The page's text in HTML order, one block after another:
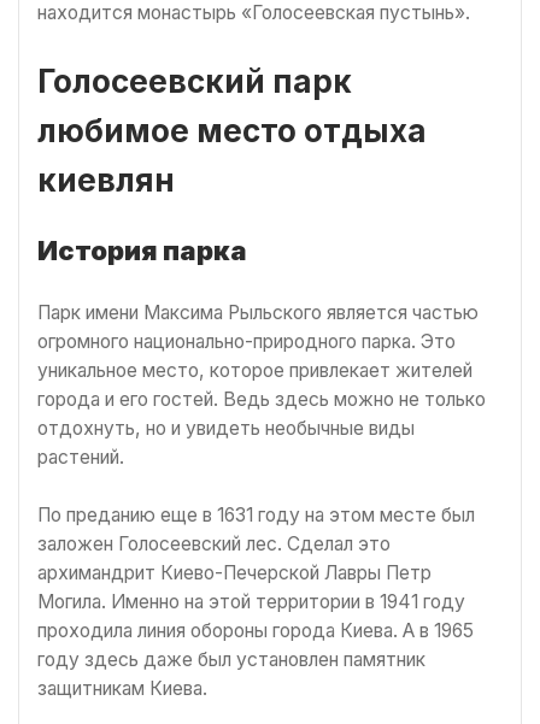
находится монастырь «Голосеевская пустынь».
Голосеевский парк
любимое место отдыха
киевлян
История парка
Парк имени Максима Рыльского является частью
огромного национально-природного парка. Это
уникальное место, которое привлекает жителей
города и его гостей. Ведь здесь можно не только
отдохнуть, но и увидеть необычные виды
растений.
По преданию еще в 1631 году на этом месте был
заложен Голосеевский лес. Сделал это
архимандрит Киево-Печерской Лавры Петр
Могила. Именно на этой территории в 1941 году
проходила линия обороны города Киева. А в 1965
году здесь даже был установлен памятник
защитникам Киева.